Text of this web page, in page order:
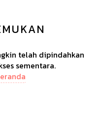
telah dipindahkan
sementara.